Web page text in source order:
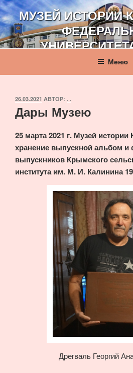
Перейти
к
содержимому
МУЗЕЙ ИСТОРИИ
В. И.
Меню
ОПУБЛИКОВАНО
26.03.2021 АВТОР: . .
Дары Музею
25 марта 2021 г. Музей
хранение выпускной альбом и
выпускников Крымского
института им. М. И. Калинина
Дрегваль Георгий